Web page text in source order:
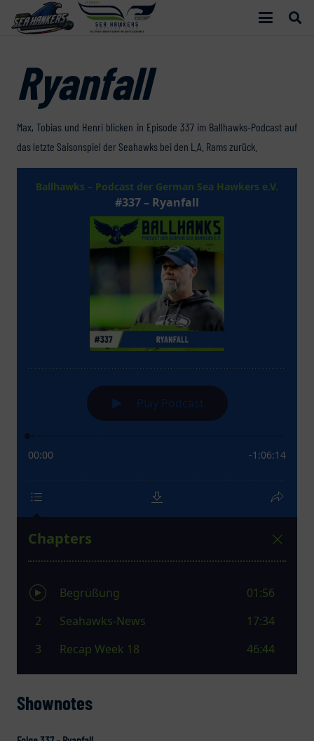
Ryanfall
Max, Tobias und Henri blicken in Episode 337 im Ballhawks-Podcast auf
das letzte Saisonspiel der Seahawks bei den L.A. Rams zurück.
Shownotes